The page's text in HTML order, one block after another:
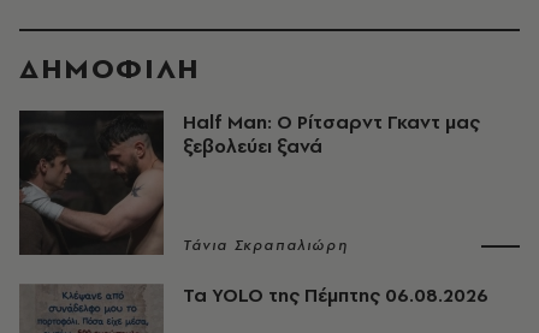
ΔΗΜΟΦΙΛΗ
Half Man: Ο Ρίτσαρντ Γκαντ μας
ξεβολεύει ξανά
Τάνια Σκραπαλιώρη
Τα YOLO της Πέμπτης 06.08.2026